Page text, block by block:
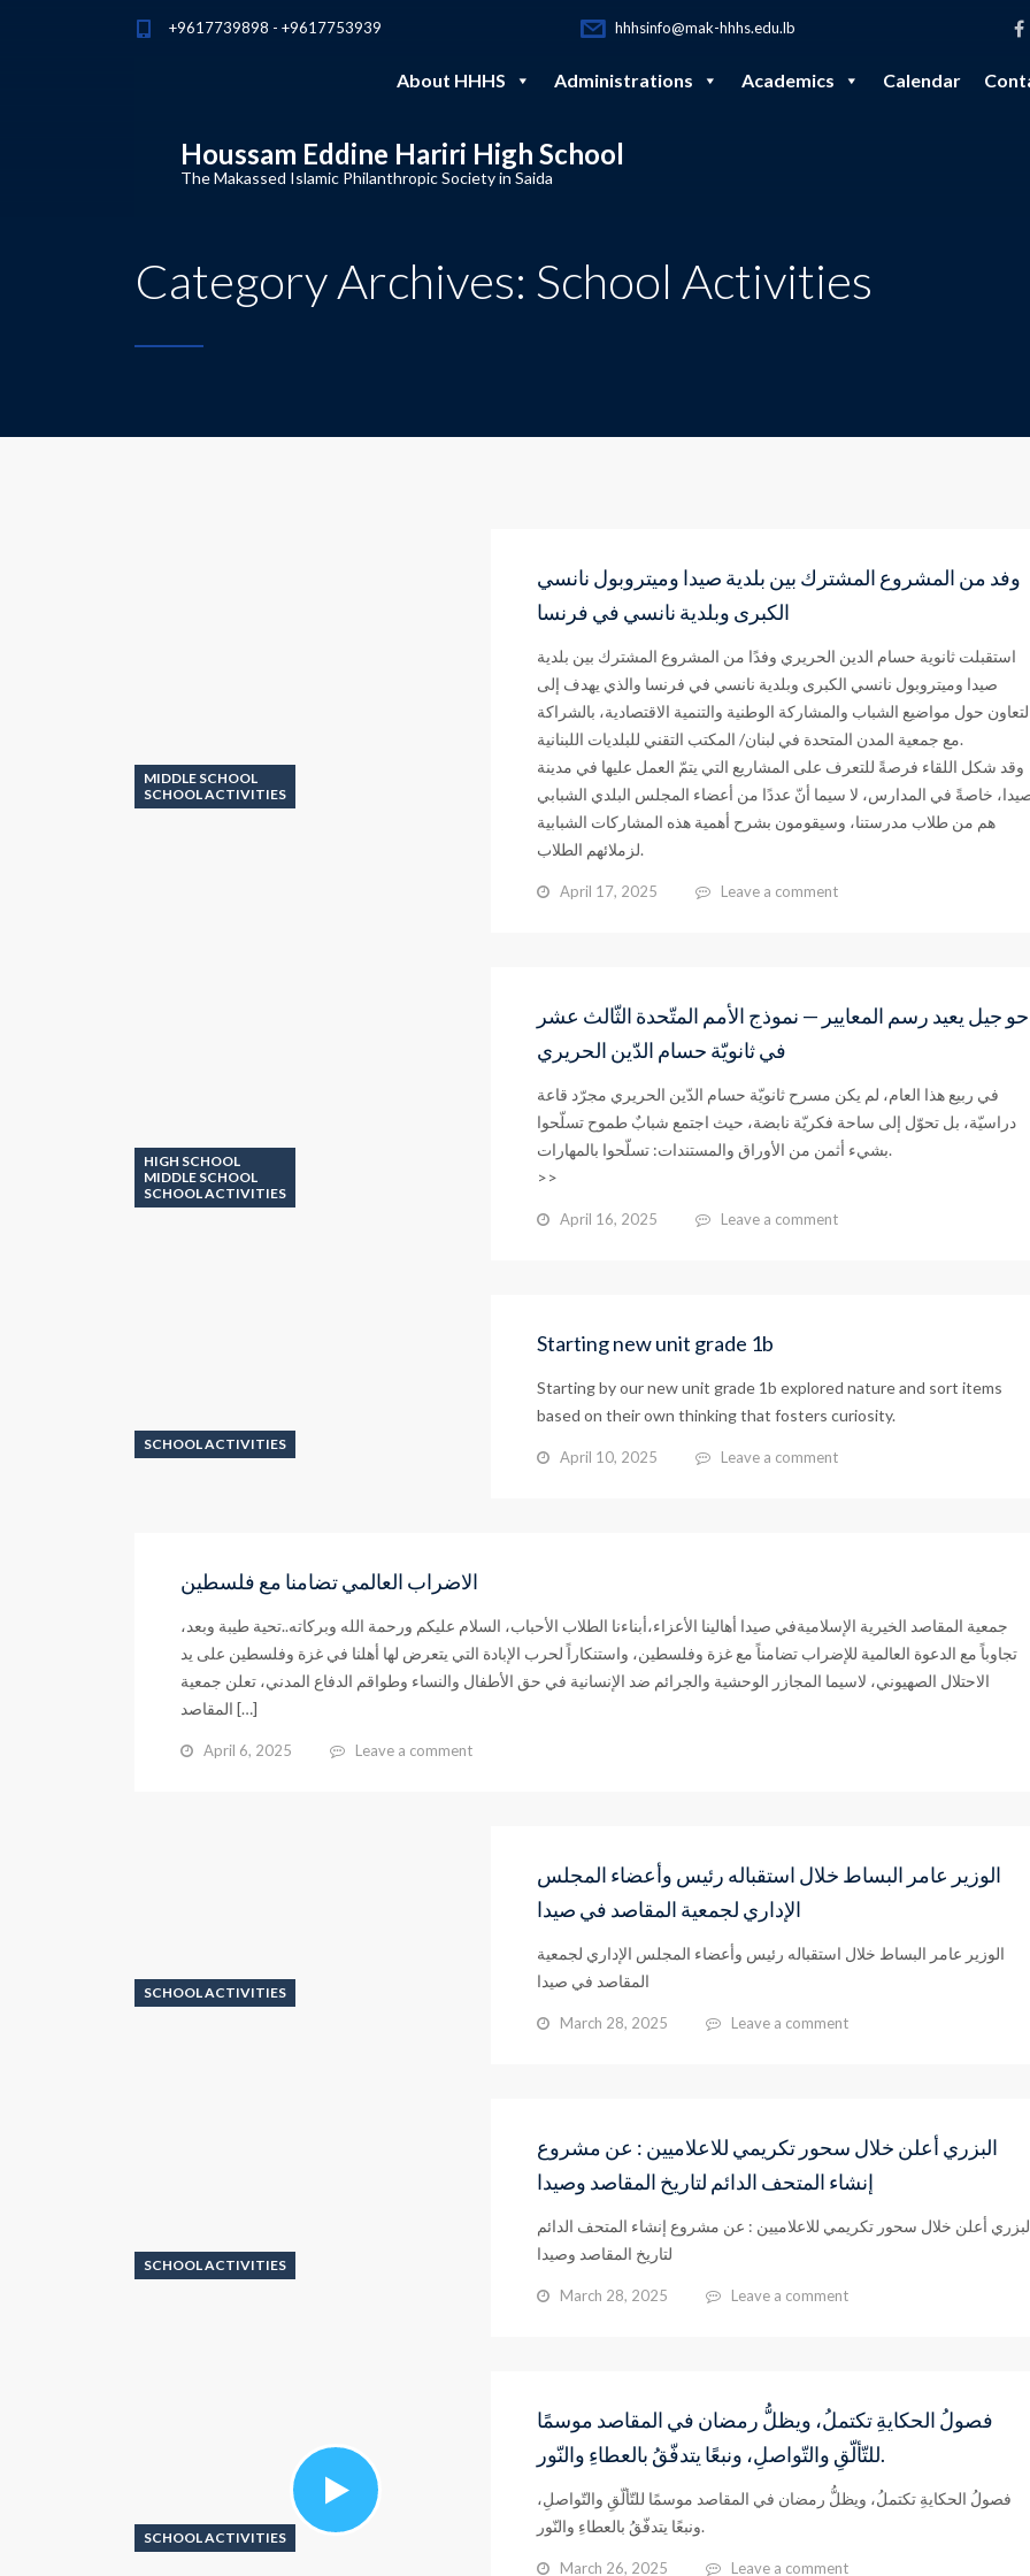
+9617739898 - +9617753939 hhhsinfo@mak-hhhs.edu.lb
About HHHS Administrations Academics Calendar
Houssam Eddine Hariri High School
The Makassed Islamic Philanthropic Society in Saida
Category Archives: School Activities
MIDDLE SCHOOL
SCHOOL ACTIVITIES
وفد من المشروع المشترك بين بلدية صيدا وميتروبول نانسي
الكبرى وبلدية نانسي في فرنسا
استقبلت ثانوية حسام الدين الحريري وفدًا من المشروع المشترك بين بلدية
صيدا وميتروبول نانسي الكبرى وبلدية نانسي في فرنسا والذي يهدف إلى
حول مواضيع الشباب والمشاركة الوطنية والتنمية الاقتصادية، بالشراكة
مع جمعية المدن المتحدة في لبنان/ المكتب التقني للبلديات اللبنانية.
وقد شكل اللقاء فرصةً للتعرف على المشاريع التي يتمّ العمل عليها في مدينة
خاصةً في المدارس، لا سيما أنّ عددًا من أعضاء المجلس البلدي الشبابي
هم من طلاب مدرستنا، وسيقومون بشرح أهمية هذه المشاركات الشبابية
لزملائهم الطلاب.
April 17, 2025 Leave a comment
HIGH SCHOOL
MIDDLE SCHOOL
SCHOOL ACTIVITIES
حو جيل يعيد رسم المعايير — نموذج الأمم المتّحدة الثّالث عشر
في ثانويّة حسام الدّين الحريري
في ربيع هذا العام، لم يكن مسرح ثانويّة حسام الدّين الحريري مجرّد قاعة
دراسيّة، بل تحوّل إلى ساحة فكريّة نابضة، حيث اجتمع شبابٌ طموح تسلّحوا
بشيء أثمن من الأوراق والمستندات: تسلّحوا بالمهارات.
>>
April 16, 2025 Leave a comment
SCHOOL ACTIVITIES
Starting new unit grade 1b
Starting by our new unit grade 1b explored nature and sort items
based on their own thinking that fosters curiosity.
April 10, 2025 Leave a comment
الاضراب العالمي تضامنا مع فلسطين
جمعية المقاصد الخيرية الإسلاميةفي صيدا أهالينا الأعزاء،أبناءنا الطلاب الأحباب، السلام عليكم ورحمة الله وبركاته..تحية طيبة وبعد،
تجاوباً مع الدعوة العالمية للإضراب تضامناً مع غزة وفلسطين، واستنكاراً لحرب الإبادة التي يتعرض لها أهلنا في غزة وفلسطين على يد
الاحتلال الصهيوني، لاسيما المجازر الوحشية والجرائم ضد الإنسانية في حق الأطفال والنساء وطواقم الدفاع المدني، تعلن جمعية
المقاصد […]
April 6, 2025 Leave a comment
SCHOOL ACTIVITIES
الوزير عامر البساط خلال استقباله رئيس وأعضاء المجلس
الإداري لجمعية المقاصد في صيدا
الوزير عامر البساط خلال استقباله رئيس وأعضاء المجلس الإداري لجمعية
المقاصد في صيدا
March 28, 2025 Leave a comment
SCHOOL ACTIVITIES
البزري أعلن خلال سحور تكريمي للاعلاميين : عن مشروع
إنشاء المتحف الدائم لتاريخ المقاصد وصيدا
أعلن خلال سحور تكريمي للاعلاميين : عن مشروع إنشاء المتحف الدائم
لتاريخ المقاصد وصيدا
March 28, 2025 Leave a comment
SCHOOL ACTIVITIES
فصولُ الحكايةِ تكتملُ، ويظلُّ رمضان في المقاصد موسمًا
للتّألّقِ والتّواصلِ، ونبعًا يتدفّقُ بالعطاءِ والنّور.
فصولُ الحكايةِ تكتملُ، ويظلُّ رمضان في المقاصد موسمًا للتّألّقِ والتّواصلِ،
ونبعًا يتدفّقُ بالعطاءِ والنّور.
March 26, 2025 Leave a comment